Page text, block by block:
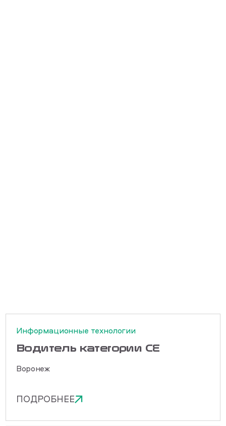
Информационные технологии
Водитель категории СЕ
Воронеж
ПОДРОБНЕЕ